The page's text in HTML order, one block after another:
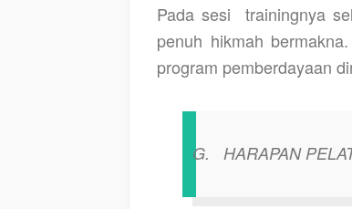
Pada sesi
trainingnya
penuh hikmah
program pemberdayaan
G. HARAPAN